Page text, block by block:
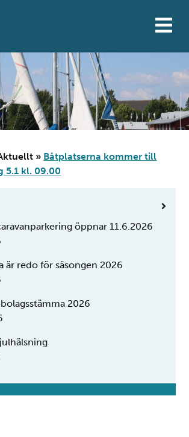
» Båtplatserna kommer till
5.1 kl. 09.00
öppnar 11.6.2026
är redo för säsongen 2026
2026